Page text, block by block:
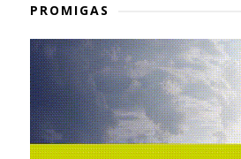
PROMIGAS